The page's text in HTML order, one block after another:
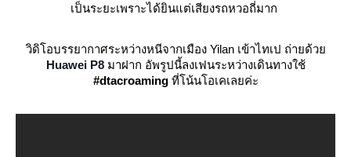
เป็นระยะเพราะได้ยินแต่เสียงรถหวอถี่มาก
วิดิโอบรรยากาศระหว่างหนีจากเมือง Yilan เข้าไทเป ถ่ายด้ว
Huawei P8มาฝาก อัพรูปนี้ลงเฟนระหว่างเดินทางใช้
#dtacroaming ที่โน้นโอเคเลยค่ะ